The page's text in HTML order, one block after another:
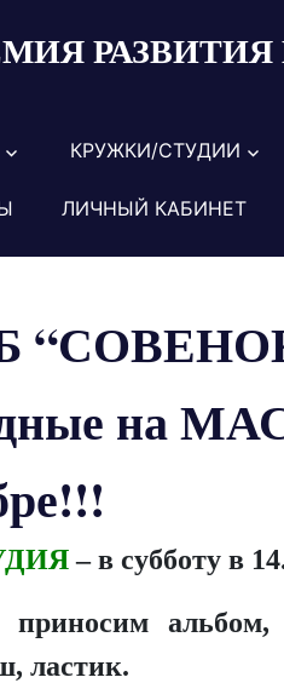
КРУЖКИ/СТУДИИ
ЛИЧНЫЙ КАБИНЕТ
на
– в субботу в
альбом,
ластик.